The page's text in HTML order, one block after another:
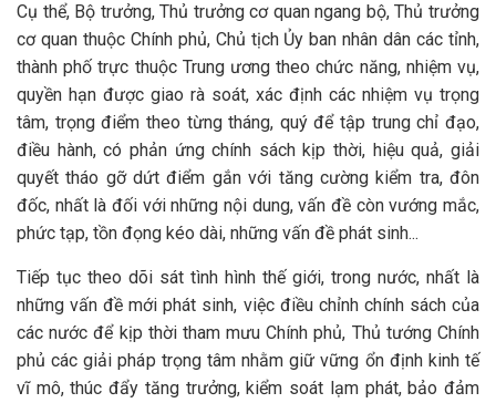
Cụ thể, Bộ trưởng, Thủ trưởng cơ quan ngang bộ, Thủ trưởng
cơ quan thuộc Chính phủ, Chủ tịch Ủy ban nhân dân các tỉnh,
thành phố trực thuộc Trung ương theo chức năng, nhiệm vụ,
quyền hạn được giao rà soát, xác định các nhiệm vụ trọng
tâm, trọng điểm theo từng tháng, quý để tập trung chỉ đạo,
điều hành, có phản ứng chính sách kịp thời, hiệu quả, giải
quyết tháo gỡ dứt điểm gắn với tăng cường kiểm tra, đôn
đốc, nhất là đối với những nội dung, vấn đề còn vướng mắc,
phức tạp, tồn đọng kéo dài, những vấn đề phát sinh...
Tiếp tục theo dõi sát tình hình thế giới, trong nước, nhất là
những vấn đề mới phát sinh, việc điều chỉnh chính sách của
các nước để kịp thời tham mưu Chính phủ, Thủ tướng Chính
phủ các giải pháp trọng tâm nhằm giữ vững ổn định kinh tế
vĩ mô, thúc đẩy tăng trưởng, kiểm soát lạm phát, bảo đảm